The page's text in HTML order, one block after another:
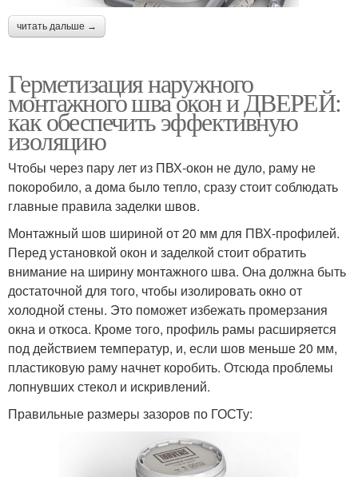
читать дальше →
Герметизация наружного
монтажного шва окон и ДВЕРЕЙ:
как обеспечить эффективную
изоляцию
Чтобы через пару лет из ПВХ-окон не дуло, раму не
покоробило, а дома было тепло, сразу стоит соблюдать
главные правила заделки швов.
Монтажный шов шириной от 20 мм для ПВХ-профилей.
Перед установкой окон и заделкой стоит обратить
внимание на ширину монтажного шва. Она должна быть
достаточной для того, чтобы изолировать окно от
холодной стены. Это поможет избежать промерзания
окна и откоса. Кроме того, профиль рамы расширяется
под действием температур, и, если шов меньше 20 мм,
пластиковую раму начнет коробить. Отсюда проблемы
лопнувших стекол и искривлений.
Правильные размеры зазоров по ГОСТу: